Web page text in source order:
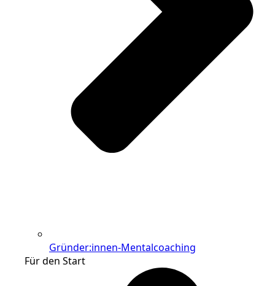
Gründer:innen-Mentalcoaching
Für den Start